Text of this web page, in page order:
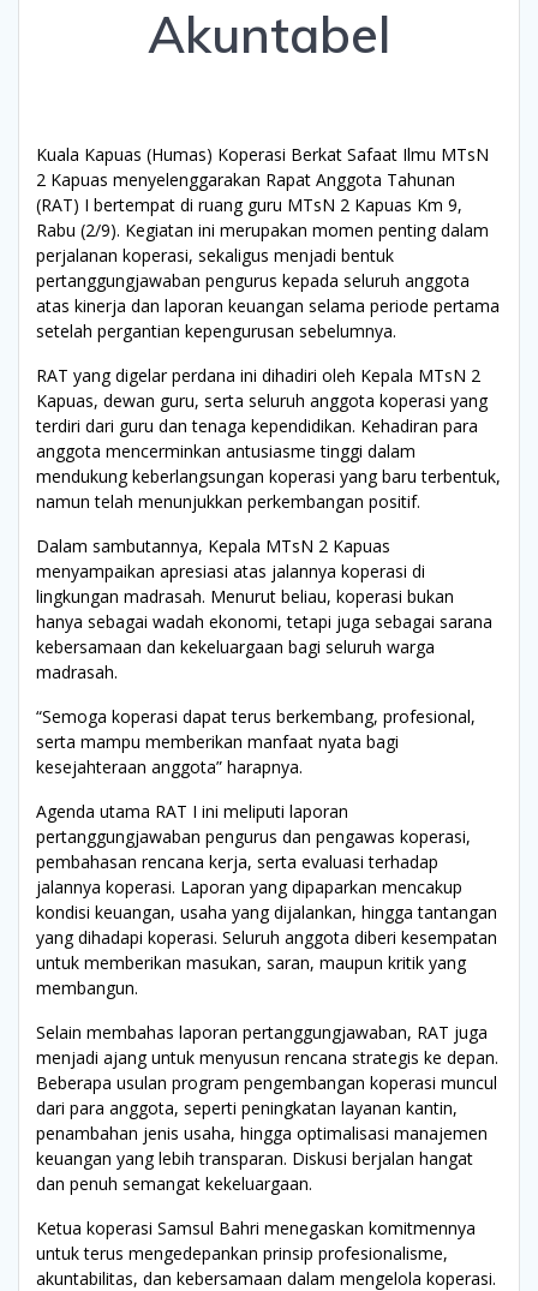
Akuntabel
Kuala Kapuas (Humas) Koperasi Berkat Safaat Ilmu MTsN
2 Kapuas menyelenggarakan Rapat Anggota Tahunan
(RAT) I bertempat di ruang guru MTsN 2 Kapuas Km 9,
Rabu (2/9). Kegiatan ini merupakan momen penting dalam
perjalanan koperasi, sekaligus menjadi bentuk
pertanggungjawaban pengurus kepada seluruh anggota
atas kinerja dan laporan keuangan selama periode pertama
setelah pergantian kepengurusan sebelumnya.
RAT yang digelar perdana ini dihadiri oleh Kepala MTsN 2
Kapuas, dewan guru, serta seluruh anggota koperasi yang
terdiri dari guru dan tenaga kependidikan. Kehadiran para
anggota mencerminkan antusiasme tinggi dalam
mendukung keberlangsungan koperasi yang baru terbentuk,
namun telah menunjukkan perkembangan positif.
Dalam sambutannya, Kepala MTsN 2 Kapuas
menyampaikan apresiasi atas jalannya koperasi di
lingkungan madrasah. Menurut beliau, koperasi bukan
hanya sebagai wadah ekonomi, tetapi juga sebagai sarana
kebersamaan dan kekeluargaan bagi seluruh warga
madrasah.
“Semoga koperasi dapat terus berkembang, profesional,
serta mampu memberikan manfaat nyata bagi
kesejahteraan anggota” harapnya.
Agenda utama RAT I ini meliputi laporan
pertanggungjawaban pengurus dan pengawas koperasi,
pembahasan rencana kerja, serta evaluasi terhadap
jalannya koperasi. Laporan yang dipaparkan mencakup
kondisi keuangan, usaha yang dijalankan, hingga tantangan
yang dihadapi koperasi. Seluruh anggota diberi kesempatan
untuk memberikan masukan, saran, maupun kritik yang
membangun.
Selain membahas laporan pertanggungjawaban, RAT juga
menjadi ajang untuk menyusun rencana strategis ke depan.
Beberapa usulan program pengembangan koperasi muncul
dari para anggota, seperti peningkatan layanan kantin,
penambahan jenis usaha, hingga optimalisasi manajemen
keuangan yang lebih transparan. Diskusi berjalan hangat
dan penuh semangat kekeluargaan.
Ketua koperasi Samsul Bahri menegaskan komitmennya
untuk terus mengedepankan prinsip profesionalisme,
akuntabilitas, dan kebersamaan dalam mengelola koperasi.